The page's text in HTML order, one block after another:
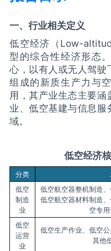
一、行业相关定义
低空经济（Low-
型的综合性经济形态
心，以有人或无人驾驶
组成的新质生产力与
用，其产业生态主要
业、低空基建与信息服
域。
低空经济
分类
低空
制造
业
低空航空器整机制造
低空航空器材料制造
空专
低空
运营
业
低空生产作业、低空
其他